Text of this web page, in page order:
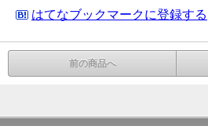
はてなブックマークに登録する
前の商品へ